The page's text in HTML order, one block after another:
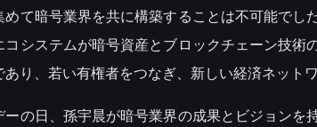
めて暗号業界を共に構築することは不可能で
コシステムが暗号資産とブロックチェーン技
あり、若い有権者をつなぎ、新しい経済ネット
ーの日、孫宇晨が暗号業界の成果とビジョン